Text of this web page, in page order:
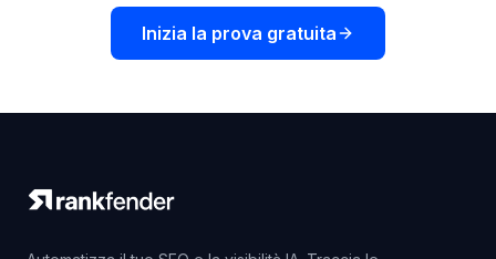
Inizia la prova gratuita